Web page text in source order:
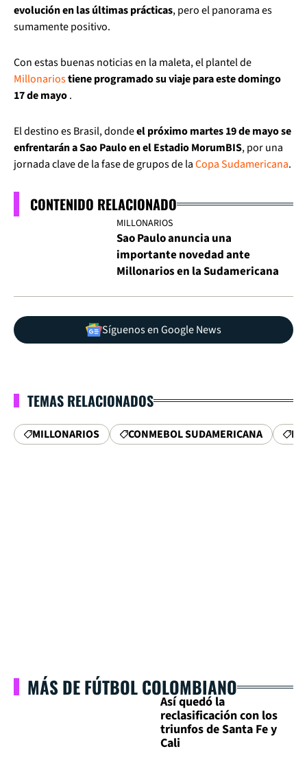
evolución en las últimas prácticas, pero el panorama es
sumamente positivo.
Con estas buenas noticias en la maleta, el plantel de
Millonariostiene programado su viaje para este domingo
17 de mayo.
El destino es Brasil, dondeel próximo martes 19 de mayo se
enfrentarán a Sao Paulo en el Estadio MorumBIS, por una
jornada clave de la fase de grupos de laCopa Sudamericana.
CONTENIDO RELACIONADO
MILLONARIOS
Sao Paulo anuncia una
importante novedad ante
Millonarios en la Sudamericana
Síguenos en Google News
TEMAS RELACIONADOS
MILLONARIOS CONMEBOL SUDAMERICANA
MÁS DE FÚTBOL COLOMBIANO
Así quedó la
reclasificación con los
triunfos de Santa Fe y
Cali